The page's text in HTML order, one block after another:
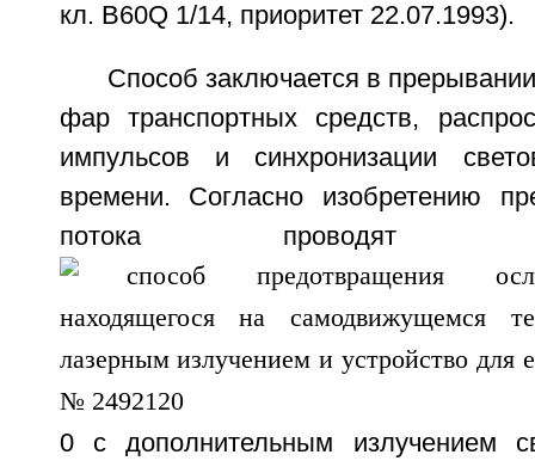
кл. B60Q 1/14, приоритет 22.07.1993).
Способ заключается в
фар транспортных средств,
импульсов и синхронизации
времени. Согласно изобретению
потока
0 с дополнительным излучением